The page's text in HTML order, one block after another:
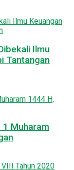
Ilmu
Tantangan
1 Muharam